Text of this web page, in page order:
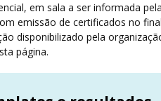
em sala a ser informada
emissão de certificados no
disponibilizado pela
página.